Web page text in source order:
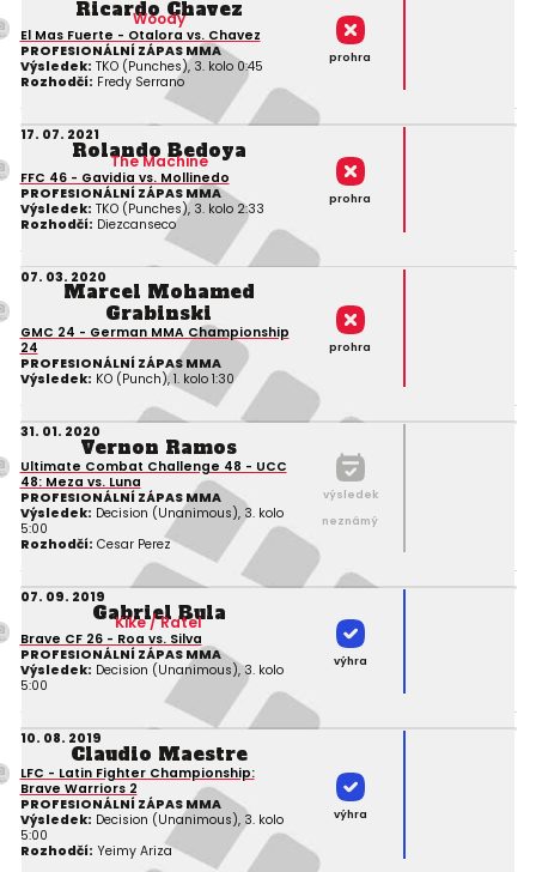
Ricardo Chavez
Woody
El Mas Fuerte - Otalora vs. Chavez
PROFESIONÁLNÍ ZÁPAS MMA
Výsledek: TKO (Punches), 3. kolo 0:45
Rozhodčí: Fredy Serrano
prohra
17. 07. 2021
Rolando Bedoya
The Machine
FFC 46 - Gavidia vs. Mollinedo
PROFESIONÁLNÍ ZÁPAS MMA
Výsledek: TKO (Punches), 3. kolo 2:33
Rozhodčí: Diezcanseco
prohra
07. 03. 2020
Marcel Mohamed
Grabinski
GMC 24 - German MMA Championship
24
PROFESIONÁLNÍ ZÁPAS MMA
Výsledek: KO (Punch), 1. kolo 1:30
prohra
31. 01. 2020
Vernon Ramos
Ultimate Combat Challenge 48 - UCC
48: Meza vs. Luna
PROFESIONÁLNÍ ZÁPAS MMA
Výsledek: Decision (Unanimous), 3. kolo
5:00
Rozhodčí: Cesar Perez
výsledek
neznámý
07. 09. 2019
Gabriel Bula
Kike / Ratel
Brave CF 26 - Roa vs. Silva
PROFESIONÁLNÍ ZÁPAS MMA
Výsledek: Decision (Unanimous), 3. kolo
5:00
výhra
10. 08. 2019
Claudio Maestre
LFC - Latin Fighter Championship:
Brave Warriors 2
PROFESIONÁLNÍ ZÁPAS MMA
Výsledek: Decision (Unanimous), 3. kolo
5:00
Rozhodčí: Yeimy Ariza
výhra